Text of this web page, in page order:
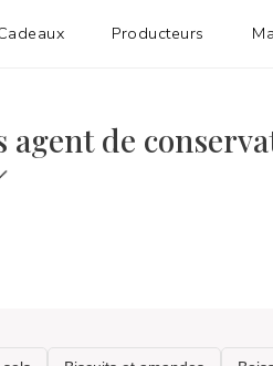
de
Producteurs